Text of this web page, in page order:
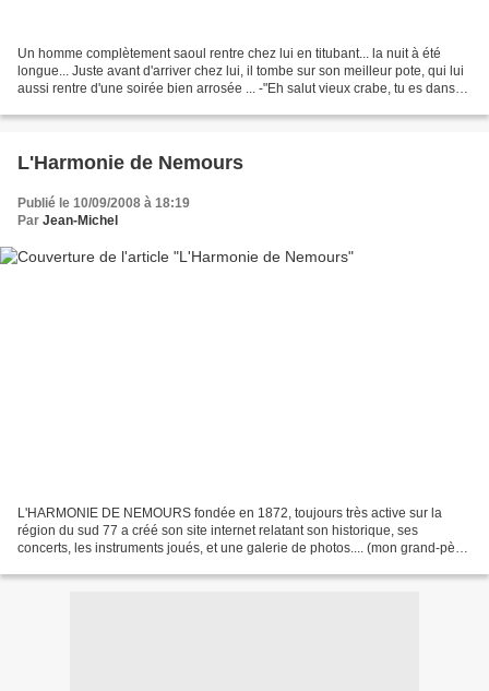
Un homme complètement saoul rentre chez lui en titubant... la nuit à été
longue... Juste avant d'arriver chez lui, il tombe sur son meilleur pote, qui lui
aussi rentre d'une soirée bien arrosée ... -"Eh salut vieux crabe, tu es dans
L'Harmonie de Nemours
Publié le 10/09/2008 à 18:19
Par Jean-Michel
L'HARMONIE DE NEMOURS fondée en 1872, toujours très active sur la
région du sud 77 a créé son site internet relatant son historique, ses
concerts, les instruments joués, et une galerie de photos.... (mon grand-père